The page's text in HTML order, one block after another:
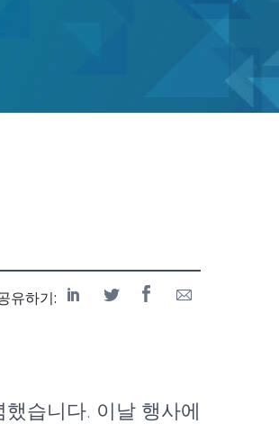
유하기:
습니다. 이날 행사에